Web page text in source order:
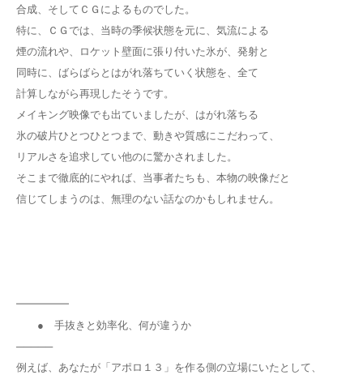
合成、そしてＣＧによるものでした。
特に、ＣＧでは、当時の季候状態を元に、気流による
煙の流れや、ロケット壁面に張り付いた氷が、発射と
同時に、ばらばらとはがれ落ちていく状態を、全て
計算しながら再現したそうです。
メイキング映像でも出ていましたが、はがれ落ちる
氷の破片ひとつひとつまで、動きや質感にこだわって、
リアルさを追求してい他のに驚かされました。
そこまで徹底的にやれば、当事者たちも、本物の映像だと
信じてしまうのは、無理のない話なのかもしれません。
━━━━━
● 手抜きと効率化、何が違うか
─────
例えば、あなたが「アポロ１３」を作る側の立場にいたとして、